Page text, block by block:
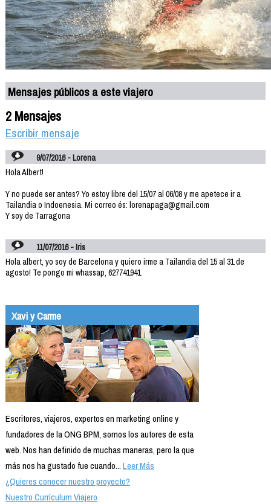
Mensajes públicos a este viajero
2 Mensajes
Escribir mensaje
9/07/2016 - Lorena
Hola Albert!
Y no puede ser antes? Yo estoy libre del 15/07 al 06/08 y me apetece ir a
Tailandia o Indoenesia. Mi correo és: lorenapaga@gmail.com
Y soy de Tarragona
11/07/2016 - Iris
Hola albert, yo soy de Barcelona y quiero irme a Tailandia del 15 al 31 de
agosto! Te pongo mi whassap, 627741941
Xavi y Carme
Escritores, viajeros, expertos en marketing online y
fundadores de la ONG BPM, somos los autores de esta
web. Nos han definido de muchas maneras, pero la que
más nos ha gustado fue cuando...Leer Más
¿Quieres conocer nuestro proyecto?
Nuestro Currículum Viajero